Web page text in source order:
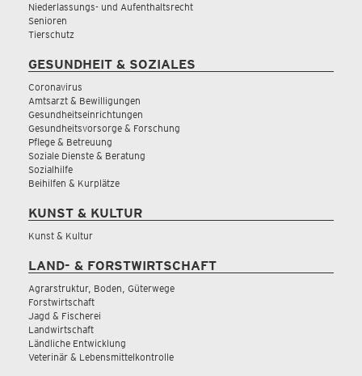
Niederlassungs- und Aufenthaltsrecht
Senioren
Tierschutz
GESUNDHEIT & SOZIALES
Coronavirus
Amtsarzt & Bewilligungen
Gesundheitseinrichtungen
Gesundheitsvorsorge & Forschung
Pflege & Betreuung
Soziale Dienste & Beratung
Sozialhilfe
Beihilfen & Kurplätze
KUNST & KULTUR
Kunst & Kultur
LAND- & FORSTWIRTSCHAFT
Agrarstruktur, Boden, Güterwege
Forstwirtschaft
Jagd & Fischerei
Landwirtschaft
Ländliche Entwicklung
Veterinär & Lebensmittelkontrolle